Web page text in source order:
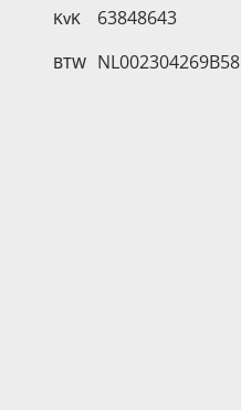
KvK 63848643
BTW NL002304269B58